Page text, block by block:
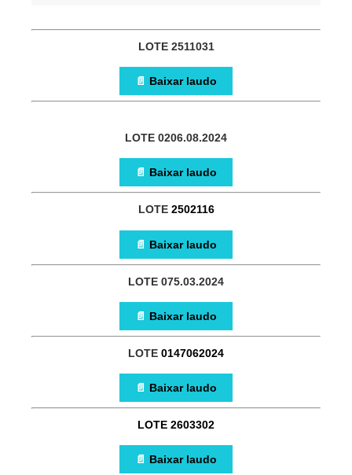
LOTE 2511031
📄 Baixar laudo
LOTE 0206.08.2024
📄 Baixar laudo
LOTE 2502116
📄 Baixar laudo
LOTE 075.03.2024
📄 Baixar laudo
LOTE 0147062024
📄 Baixar laudo
LOTE 2603302
📄 Baixar laudo